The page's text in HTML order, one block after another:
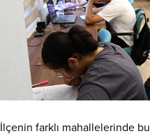
İlçenin farklı mahallelerinde